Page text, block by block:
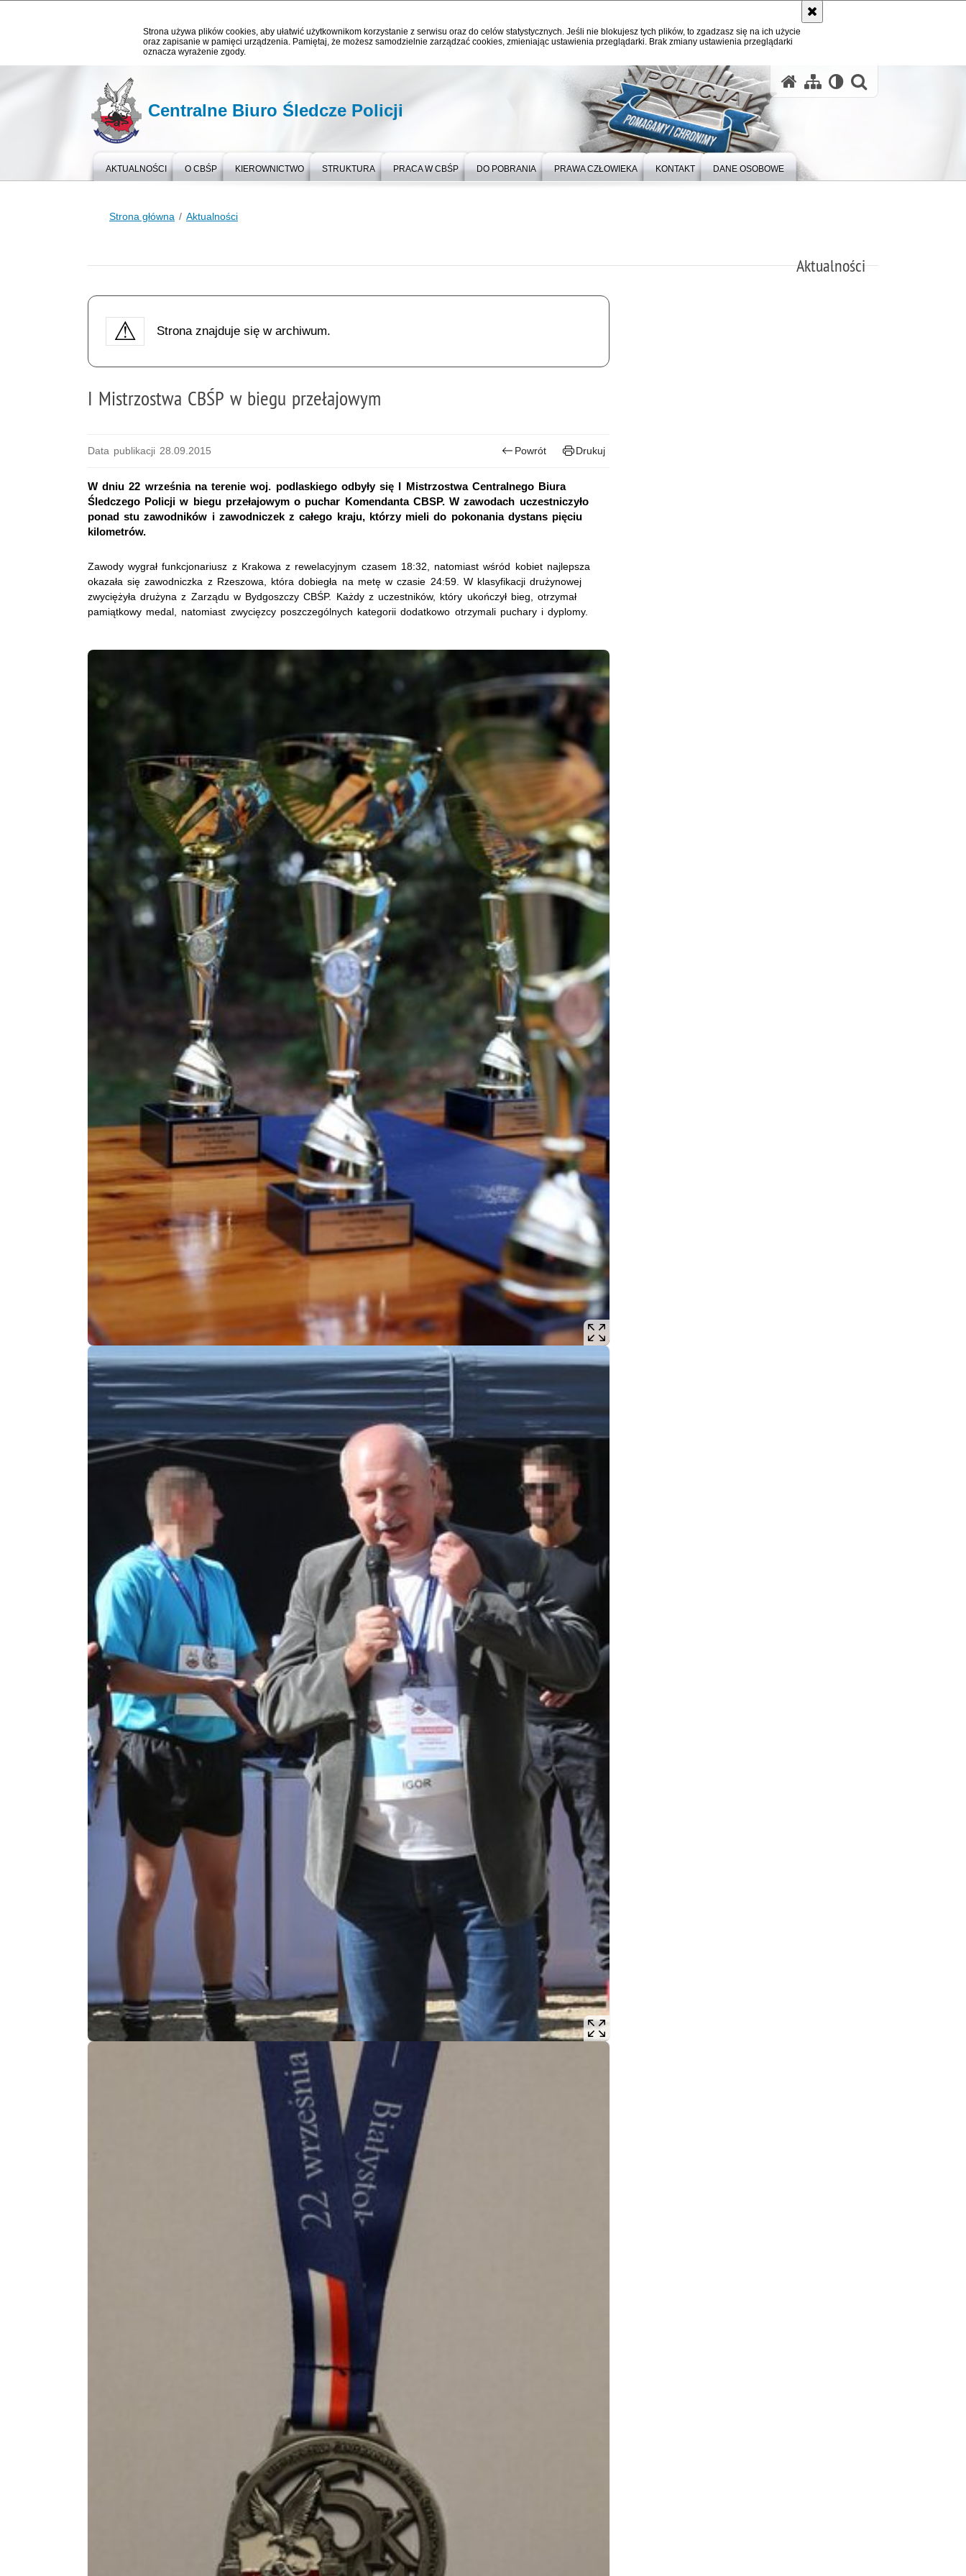
Strona używa plików cookies, aby ułatwić użytkownikom korzystanie z serwisu oraz do celów statystycznych. Jeśli nie blokujesz tych plików, to zgadzasz się na ich użycie
oraz zapisanie w pamięci urządzenia. Pamiętaj, że możesz samodzielnie zarządzać cookies, zmieniając ustawienia przeglądarki. Brak zmiany ustawienia przeglądarki
oznacza wyrażenie zgody.
Centralne Biuro Śledcze Policji
AKTUALNOŚCI O CBŚP KIEROWNICTWO STRUKTURA PRACA W CBŚP DO POBRANIA PRAWA CZŁOWIEKA KONTAKT DANE OSOBOWE
Strona główna Aktualności
Aktualności
Strona znajduje się w archiwum.
I Mistrzostwa CBŚP w biegu przełajowym
Data publikacji 28.09.2015 Powrót Drukuj
W dniu 22 września na terenie woj. podlaskiego odbyły się I Mistrzostwa Centralnego Biura
Śledczego Policji w biegu przełajowym o puchar Komendanta CBSP. W zawodach uczestniczyło
ponad stu zawodników i zawodniczek z całego kraju, którzy mieli do pokonania dystans pięciu
kilometrów.
Zawody wygrał funkcjonariusz z Krakowa z rewelacyjnym czasem 18:32, natomiast wśród kobiet najlepsza
okazała się zawodniczka z Rzeszowa, która dobiegła na metę w czasie 24:59. W klasyfikacji drużynowej
zwyciężyła drużyna z Zarządu w Bydgoszczy CBŚP. Każdy z uczestników, który ukończył bieg, otrzymał
pamiątkowy medal, natomiast zwycięzcy poszczególnych kategorii dodatkowo otrzymali puchary i dyplomy.